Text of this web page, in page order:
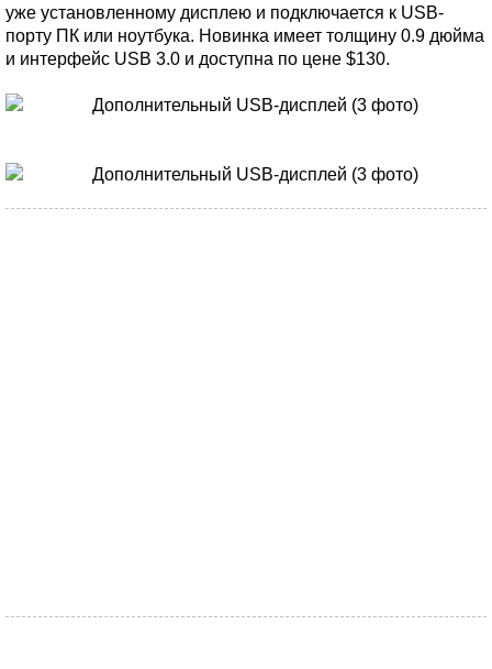
уже установленному дисплею и подключается к USB-
порту ПК или ноутбука. Новинка имеет толщину 0.9 дюйма
и интерфейс USB 3.0 и доступна по цене $130.